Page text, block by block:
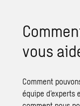
vous
Comment
équipe